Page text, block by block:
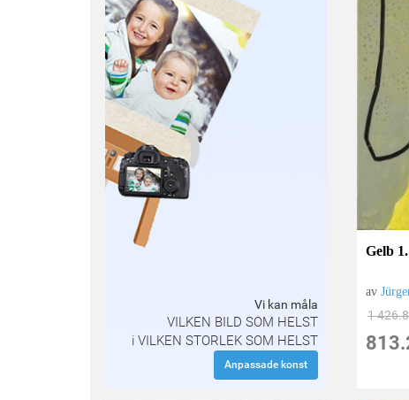
Vi kan måla
VILKEN BILD SOM HELST
i VILKEN STORLEK SOM HELST
Anpassade konst
Gelb
av
1